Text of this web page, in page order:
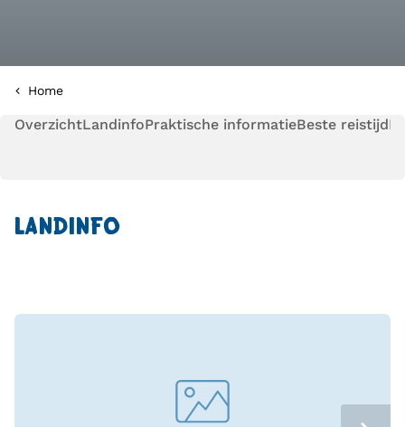
Home
OverzichtLandinfoPraktische informatieBeste reistijd
LANDINFO